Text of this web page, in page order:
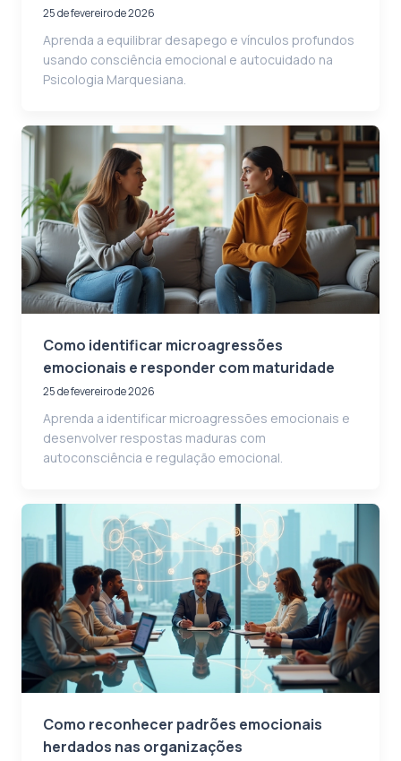
25 de fevereiro de 2026
Aprenda a equilibrar desapego e vínculos profundos
usando consciência emocional e autocuidado na
Psicologia Marquesiana.
Como identificar microagressões
emocionais e responder com maturidade
25 de fevereiro de 2026
Aprenda a identificar microagressões emocionais e
desenvolver respostas maduras com
autoconsciência e regulação emocional.
Como reconhecer padrões emocionais
herdados nas organizações